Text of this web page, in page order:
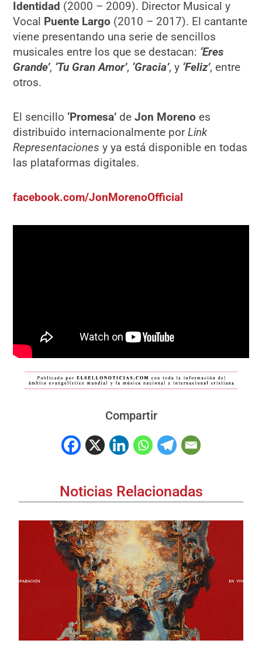
Identidad (2000 – 2009). Director Musical y
Vocal Puente Largo (2010 – 2017). El cantante
viene presentando una serie de sencillos
musicales entre los que se destacan: ‘Eres
Grande’, ‘Tu Gran Amor’, ‘Gracia’, y ‘Feliz’, entre
otros.
El sencillo ‘Promesa’ deJon Moreno es
distribuido internacionalmente porLink
Representaciones y ya está disponible en todas
las plataformas digitales.
facebook.com/JonMorenoOfficial
Compartir
Noticias Relacionadas